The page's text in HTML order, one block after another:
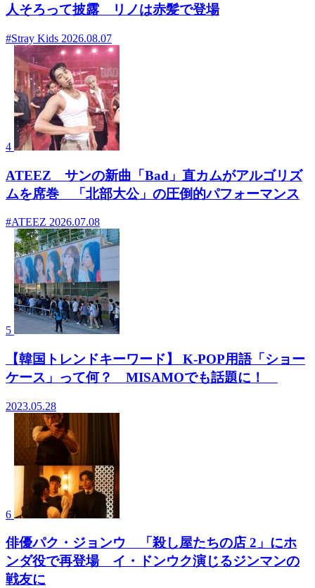
人そろって披露 リノは赤髪で登場
#Stray Kids 2026.08.07
4
ATEEZ サンの新曲「Bad」直カムがアルゴリズ
ムを席巻 「北部大公」の圧倒的パフォーマンス
#ATEEZ 2026.07.08
5
【韓国トレンドキーワード】 K-POP用語「ショー
ケース」って何？ MISAMOでも話題に！
2023.05.28
6
俳優パク・ジョンウ 「殺し屋たちの店 2」にホ
ンダ役で再登場 イ・ドンウク演じるジンマンの
戦友に